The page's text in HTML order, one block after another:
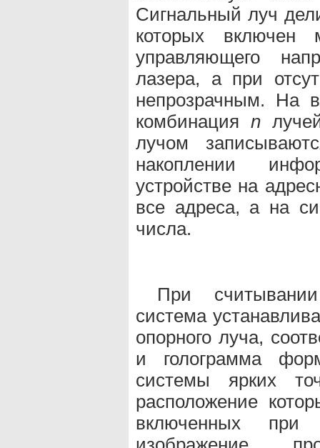
Сигнальный луч
которых
управляющего
лазера, а при
непрозрачным. На
комбинацияn
лучом
накоплении
устройстве на
все адреса, а на
числа.
При
система
опорного луча,
и голограмма
системы ярких
расположение
включенных при